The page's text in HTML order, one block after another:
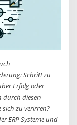
Schritt zu
Erfolg oder
durch diesen
sich zu verirren?
ERP-Systeme und